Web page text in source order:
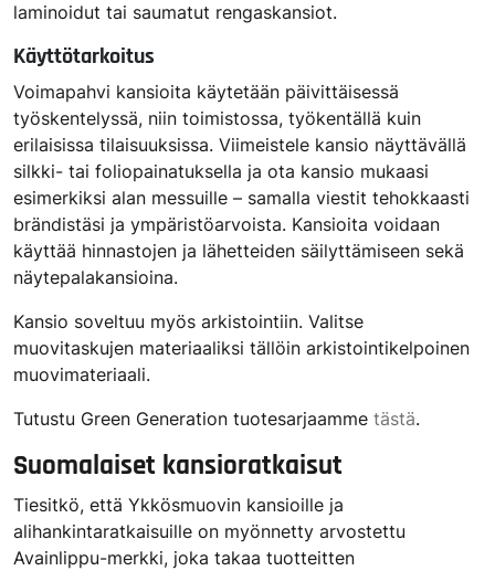
laminoidut tai saumatut rengaskansiot.
Käyttötarkoitus
Voimapahvi kansioita käytetään päivittäisessä
työskentelyssä, niin toimistossa, työkentällä kuin
erilaisissa tilaisuuksissa. Viimeistele kansio näyttävällä
silkki- tai foliopainatuksella ja ota kansio mukaasi
esimerkiksi alan messuille – samalla viestit tehokkaasti
brändistäsi ja ympäristöarvoista. Kansioita voidaan
käyttää hinnastojen ja lähetteiden säilyttämiseen sekä
näytepalakansioina.
Kansio soveltuu myös arkistointiin. Valitse
muovitaskujen materiaaliksi tällöin arkistointikelpoinen
muovimateriaali.
Tutustu Green Generation tuotesarjaamme tästä.
Suomalaiset kansioratkaisut
Tiesitkö, että Ykkösmuovin kansioille ja
alihankintaratkaisuille on myönnetty arvostettu
Avainlippu-merkki, joka takaa tuotteitten